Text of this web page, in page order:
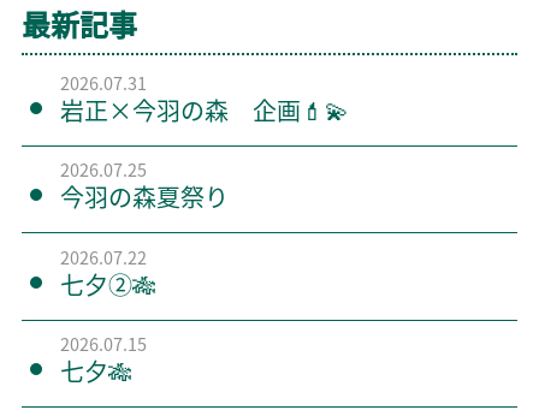
最新記事
2026.07.31
岩正×今羽の森 企画💄💫
2026.07.25
今羽の森夏祭り
2026.07.22
七夕②🎋
2026.07.15
七夕🎋